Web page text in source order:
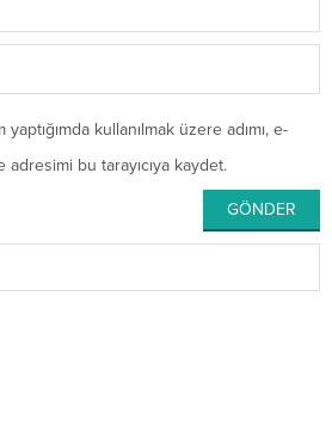
kullanılmak üzere adımı, e-
bu tarayıcıya kaydet.